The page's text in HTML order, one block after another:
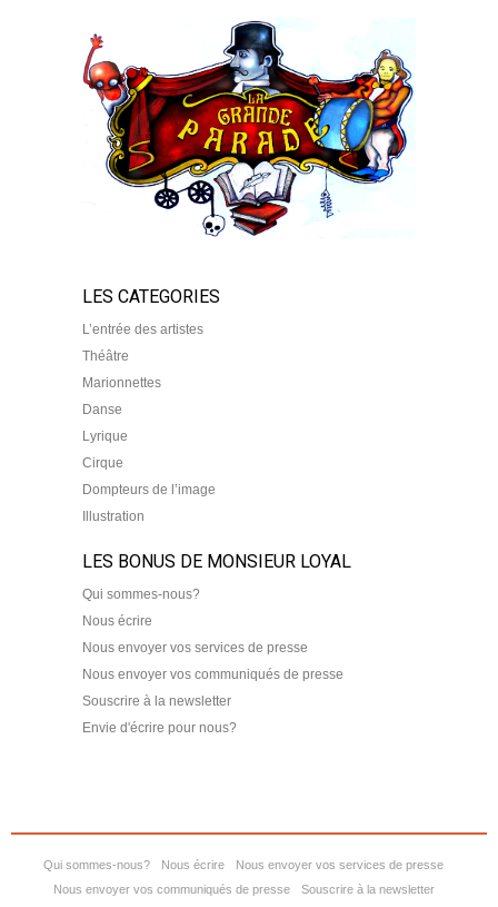
LES CATEGORIES
L’entrée des artistes
Théâtre
Marionnettes
Danse
Lyrique
Cirque
Dompteurs de l’image
Illustration
LES BONUS DE MONSIEUR LOYAL
Qui sommes-nous?
Nous écrire
Nous envoyer vos services de presse
Nous envoyer vos communiqués de presse
Souscrire à la newsletter
Envie d'écrire pour nous?
Qui sommes-nous? Nous écrire
Nous envoyer vos services de presse
Nous envoyer vos communiqués de presse
Souscrire à la newsletter